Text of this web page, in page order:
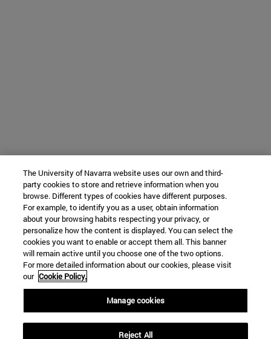
The University of Navarra website uses our own and third-
party cookies to store and retrieve information when you
browse. Different types of cookies have different purposes.
For example, to identify you as a user, obtain information
about your browsing habits respecting your privacy, or
personalize how the content is displayed. You can select the
cookies you want to enable or accept them all. This banner
will remain active until you choose one of the two options.
For more detailed information about our cookies, please visit
our Cookie Policy.
Manage cookies
Reject All